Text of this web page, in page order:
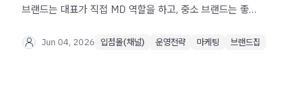
브랜드는 대표가 직접 MD 역할을 하고, 중소 브랜드는 좋은
부담이 커집니다. 온라인 MD 개인 역량에 의존하지 않고
Jun 04, 2026 입점몰(채널) 운영전략 마케팅 브랜드집